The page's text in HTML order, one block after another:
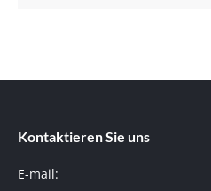
Kontaktieren Sie uns
E-mail: